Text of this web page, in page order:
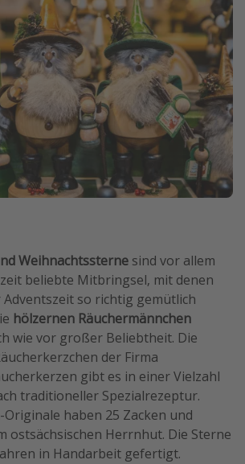
Weihnachtssterne sind vor allem
beliebte Mitbringsel, mit denen
Adventszeit so richtig gemütlich
hölzernen Räuchermännchen
wie vor großer Beliebtheit. Die
der Firma
gibt es in einer Vielzahl
traditioneller Spezialrezeptur.
-Originale haben 25 Zacken und
ostsächsischen Herrnhut. Die Sterne
in Handarbeit gefertigt.